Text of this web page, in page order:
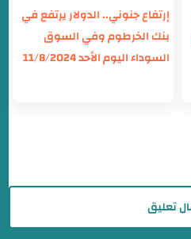
إرتفاع جنوني.. الدولار يرتفع في
بنك الخرطوم وفي السوق
السوداء اليوم الأحد 11/8/2024
تعليق